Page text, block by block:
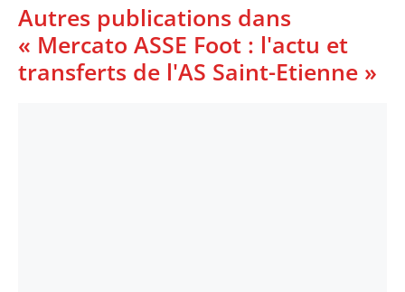
Autres publications dans
« Mercato ASSE Foot : l'actu et
transferts de l'AS Saint-Etienne »